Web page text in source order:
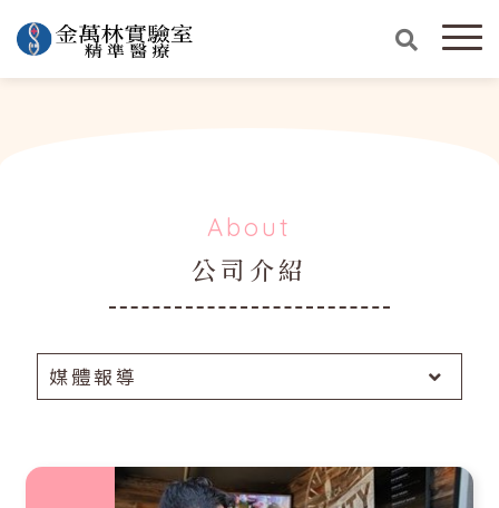
About
公司介紹
媒體報導